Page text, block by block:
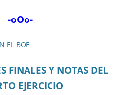
-oOo-
EL BOE
FINALES Y NOTAS DEL
EJERCICIO